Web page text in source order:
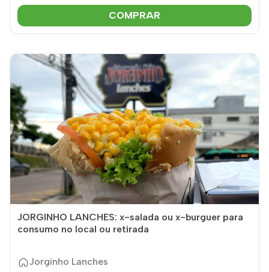
COMPRAR
JORGINHO LANCHES: x-salada ou x-burguer para
consumo no local ou retirada
Jorginho Lanches